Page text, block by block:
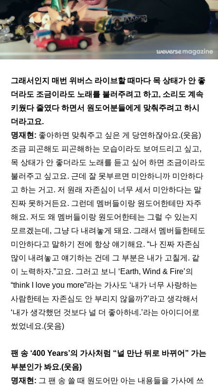
그래서인지 매번 위버스 라이브할 때마다 목 상태가 안 좋
더라도 조금이라도 노래를 불러주려고 하고, 소리도 계속
키웠다 줄였다 하면서 원도어분들에게 맞춰주려고 하시
더라고요.
명재현: 좋아하면 맞춰주고 싶은 게 당연하잖아요.(웃음)
조금 피곤해도 피곤해하는 모습이라도 보여드리고 싶고,
목 상태가 안 좋더라도 노래를 듣고 싶어 하면 조금이라도
불러주고 싶고요. 근데 잘 못부르면 미안하니까 미안하다
고 하는 거고. 저 원래 자존심이 너무 세서 미안하다는 말
진짜 못하거든요. 그런데 멤버들이랑 원도어한테만 자주
해요. 저도 왜 멤버들이랑 원도어한테는 그럴 수 있는지
모르겠는데, 그냥 다 내려놓게 돼요. 그래서 멤버들한테도
미안하다고 말하기 전에 항상 얘기해요. “나 진짜 자존심
많이 내려놓고 얘기하는 건데 그 부분은 내가 고칠게. 같
이 노력하자.”고요. 그러고 보니 ‘Earth, Wind & Fire’의
“think I love you more”라는 가사도 ‘내가 너무 사랑하는
사람한테는 자존심도 안 부리지 않을까?’라고 생각해서
‘내가 생각했던 것보다 널 더 좋아하네.’라는 아이디어로
썼었네요.(웃음)
팬 송 ‘400 Years’의 가사처럼 “널 만난 뒤로 바뀌어” 가는
부분인가 봐요.(웃음)
명재현: 그 팬 송 쓸 때 원도어만 아는 내용들을 가사에 쓰